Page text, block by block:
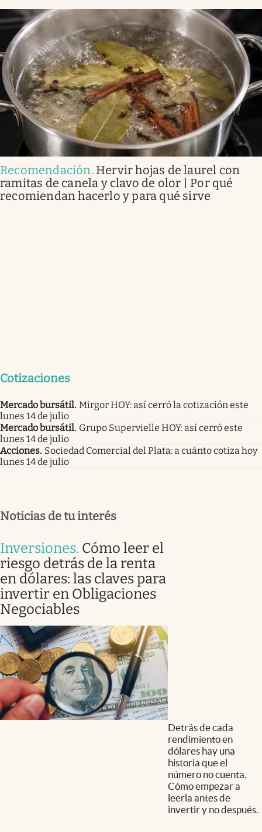
Recomendación. Hervir hojas de laurel con
ramitas de canela y clavo de olor | Por qué
recomiendan hacerlo y para qué sirve
Cotizaciones
Mercado bursátil. Mirgor HOY: así cerró la cotización este
lunes 14 de julio
Mercado bursátil. Grupo Supervielle HOY: así cerró este
lunes 14 de julio
Acciones. Sociedad Comercial del Plata: a cuánto cotiza hoy
lunes 14 de julio
Noticias de tu interés
Inversiones. Cómo leer el
riesgo detrás de la renta
en dólares: las claves para
invertir en Obligaciones
Negociables
Detrás de cada
rendimiento en
dólares hay una
historia que el
número no cuenta.
Cómo empezar a
leerla antes de
invertir y no después.